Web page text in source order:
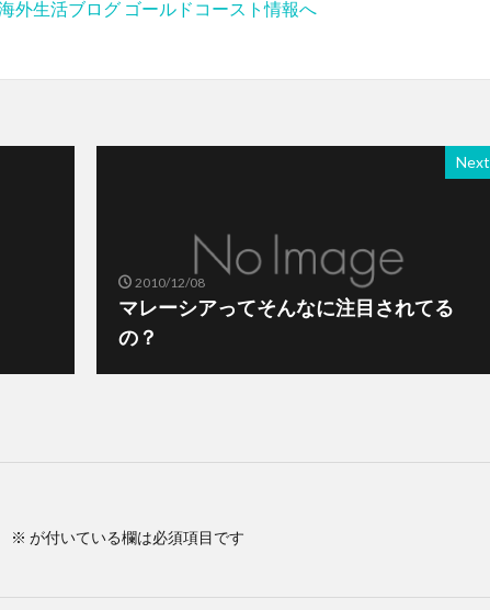
Next
2010/12/08
マレーシアってそんなに注目されてる
の？
※ が付いている欄は必須項目です